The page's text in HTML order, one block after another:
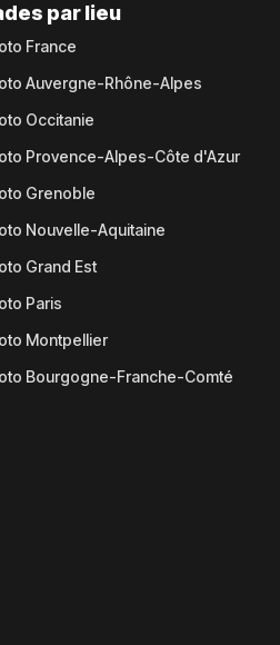
par lieu
France
Auvergne-Rhône-Alpes
Occitanie
Provence-Alpes-Côte d'Azur
Grenoble
Nouvelle-Aquitaine
Grand Est
Paris
Montpellier
Bourgogne-Franche-Comté